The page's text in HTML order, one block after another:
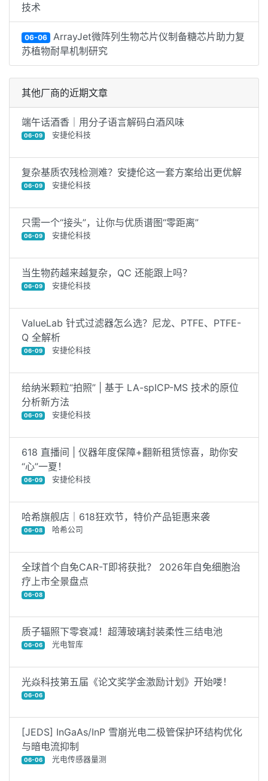
技术
06-06 ArrayJet微阵列生物芯片仪制备糖芯片助力复
苏植物耐旱机制研究
其他厂商的近期文章
端午话酒香｜用分子语言解码白酒风味
06-09 安捷伦科技
复杂基质农残检测难？安捷伦这一套方案给出更优解
06-09 安捷伦科技
只需一个“接头”，让你与优质谱图“零距离”
06-09 安捷伦科技
当生物药越来越复杂，QC 还能跟上吗？
06-09 安捷伦科技
ValueLab 针式过滤器怎么选？尼龙、PTFE、PTFE-
Q 全解析
06-09 安捷伦科技
给纳米颗粒“拍照” | 基于 LA-spICP-MS 技术的原位
分析新方法
06-09 安捷伦科技
618 直播间 | 仪器年度保障+翻新租赁惊喜，助你安
“心”一夏！
06-09 安捷伦科技
哈希旗舰店｜618狂欢节，特价产品钜惠来袭
06-08 哈希公司
全球首个自免CAR-T即将获批？ 2026年自免细胞治
疗上市全景盘点
06-08
质子辐照下零衰减！超薄玻璃封装柔性三结电池
06-06 光电智库
光焱科技第五届《论文奖学金激励计划》开始喽！
06-06
[JEDS] InGaAs/InP 雪崩光电二极管保护环结构优化
与暗电流抑制
06-06 光电传感器量测